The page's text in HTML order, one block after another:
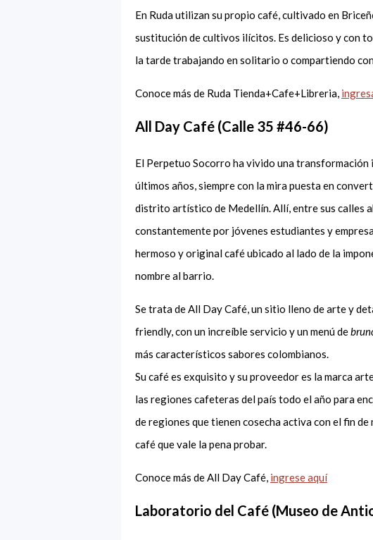
En Ruda utilizan su propio café, cultivado en
sustitución de cultivos ilícitos. Es delicioso y con
la tarde trabajando en solitario o compartiendo
Conoce más de Ruda Tienda+Cafe+Libreria,
All Day Café (Calle 35 #46-66)
El Perpetuo Socorro ha vivido una
últimos años, siempre con la mira puesta en
distrito artístico de Medellín. Allí, entre sus calles
constantemente por jóvenes estudiantes y
hermoso y original café ubicado al lado de la
nombre al barrio.
Se trata de All Day Café, un sitio lleno de arte y
friendly, con un increíble servicio y un menú de
más característicos sabores colombianos.
Su café es exquisito y su proveedor es la marca
las regiones cafeteras del país todo el año para
de regiones que tienen cosecha activa con el fin
café que vale la pena probar.
Conoce más de All Day Café, ingrese aquí
Laboratorio del Café (Museo de